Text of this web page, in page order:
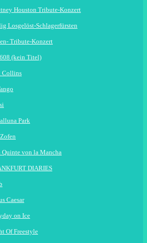
Houston Tribute-Konzert
Losgelöst-Schlagerfürsten
Tribute-Konzert
(kein Titel)
Collins
Park
Quinte von la Mancha
DIARIES
Caesar
on Ice
Of Freestyle